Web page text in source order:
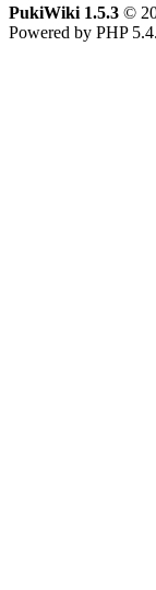
PukiWiki 1.5.3 ©
Powered by PHP